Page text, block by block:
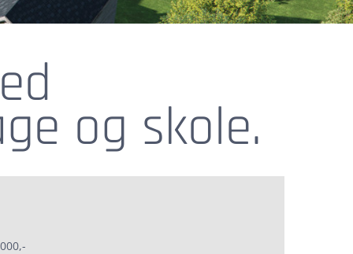
og skole.